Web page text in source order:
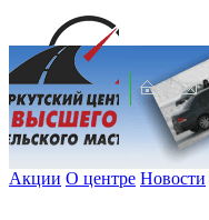
Акции О центре Новости